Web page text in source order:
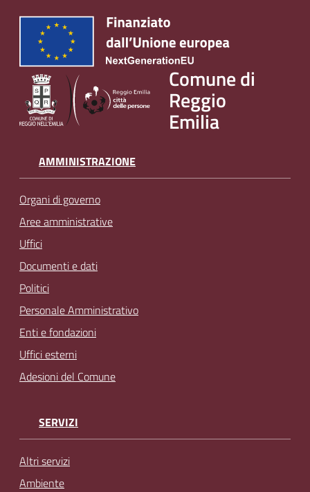
Comune di
Reggio
Emilia
AMMINISTRAZIONE
Organi di governo
Aree amministrative
Uffici
Documenti e dati
Politici
Personale Amministrativo
Enti e fondazioni
Uffici esterni
Adesioni del Comune
SERVIZI
Altri servizi
Ambiente